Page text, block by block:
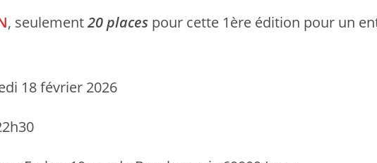
, seulement20 places pour cette 1ère édition pour un
18 février 2026